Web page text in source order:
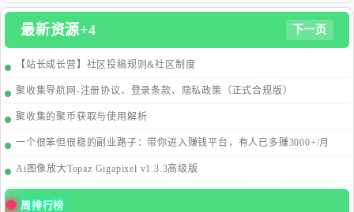
最新资源+4 下一页
【站长成长营】社区投稿规则&社区制度
聚收集导航网-注册协议、登录条款、隐私政策（正式合规版）
聚收集的聚币获取与使用解析
一个很笨但很稳的副业路子：带你进入赚钱平台，有人已多赚3000+/月
Ai图像放大Topaz Gigapixel v1.3.3高级版
周排行榜